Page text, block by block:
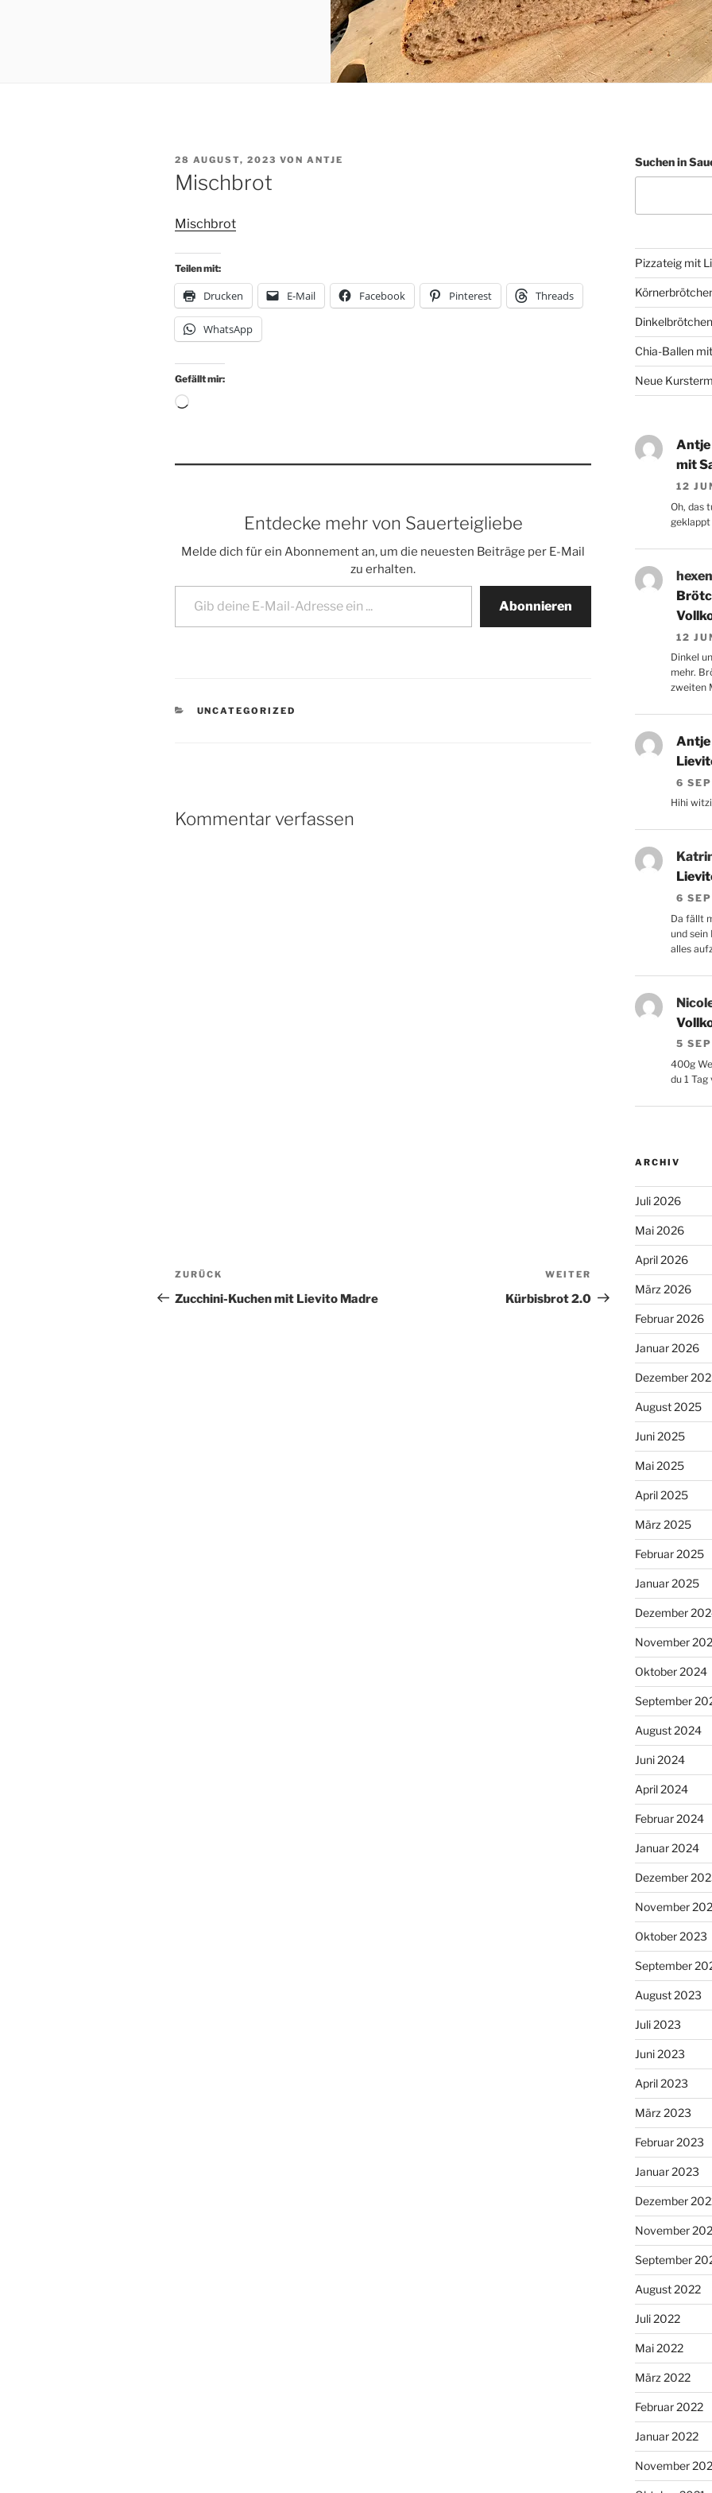
VERÖFFENTLICHT
AM
28 AUGUST, 2023 VON ANTJE
Mischbrot
Mischbrot
Teilen mit:
Drucken E-Mail Facebook Pinterest Threads
WhatsApp
Gefällt mir:
Wird
Entdecke mehr von Sauerteigliebe
Melde dich für ein Abonnement an, um die neuesten Beiträge per E-Mail
zu erhalten.
Gib deine E-Mail-Adresse ein ...
Abonnieren
KATEGORIEN
UNCATEGORIZED
Kommentar verfassen
Beitragsnavigation
Vorheriger
Beitrag
ZURÜCK
Zucchini-Kuchen mit Lievito Madre
Nächster
Beitrag
WEITER
Kürbisbrot 2.0
Suchen in
Pizzateig mit
Chia-Ballen
Neue
Antje
mit
12
Oh, das
geklappt
12
Dinkel
mehr.
zweiten
Antje
6
Hihi
6
Da fällt
und sein
alles
5
400g
du 1
ARCHIV
Juli 2026
Mai 2026
April 2026
März 2026
Februar 2026
Januar 2026
Dezember
August 2025
Juni 2025
Mai 2025
April 2025
März 2025
Februar 2025
Januar 2025
Dezember
November
Oktober 2024
September
August 2024
Juni 2024
April 2024
Februar 2024
Januar 2024
Dezember
November
Oktober 2023
September
August 2023
Juli 2023
Juni 2023
April 2023
März 2023
Februar 2023
Januar 2023
Dezember
November
September
August 2022
Juli 2022
Mai 2022
März 2022
Februar 2022
Januar 2022
November